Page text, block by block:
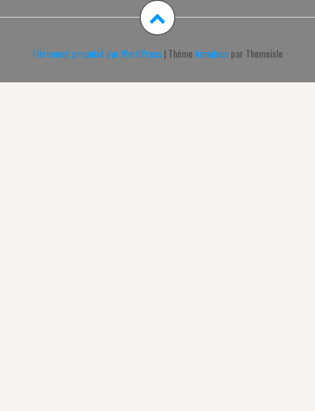
Fièrement propulsé par WordPress|ThèmeAmadeuspar Themeisle